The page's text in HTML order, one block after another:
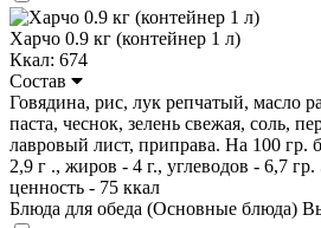
Харчо 0.9 кг (контейнер 1 л)
Ккал: 674
Состав
Говядина, рис, лук репчатый, масло
паста, чеснок, зелень свежая, соль,
лавровый лист, приправа. На 100 гр.
2,9 г ., жиров - 4 г., углеводов - 6,7 гр.
ценность - 75 ккал
Блюда для обеда (Основные блюда)